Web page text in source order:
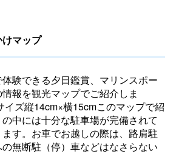
マップ
験できる夕日鑑賞、マリンスポー
報を観光マップでご紹介しま
イズ縦14cm×横15cmこのマップで紹
中には十分な駐車場が完備されて
す。お車でお越しの際は、路肩駐
の無断駐（停）車などはなさらない